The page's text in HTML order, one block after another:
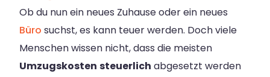
Ob du nun ein neues Zuhause oder ein neues
Büro suchst, es kann teuer werden. Doch viele
Menschen wissen nicht, dass die meisten
Umzugskosten steuerlich abgesetzt werden